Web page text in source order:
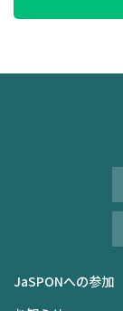
JaSPONへの参加